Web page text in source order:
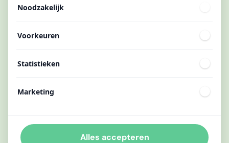
Noodzakelijk
Voorkeuren
Statistieken
Marketing
Alles accepteren